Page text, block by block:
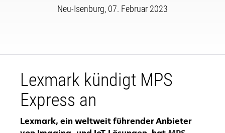
Neu-Isenburg, 07. Februar 2023
Lexmark kündigt MPS
Express an
Lexmark, ein weltweit führender Anbieter